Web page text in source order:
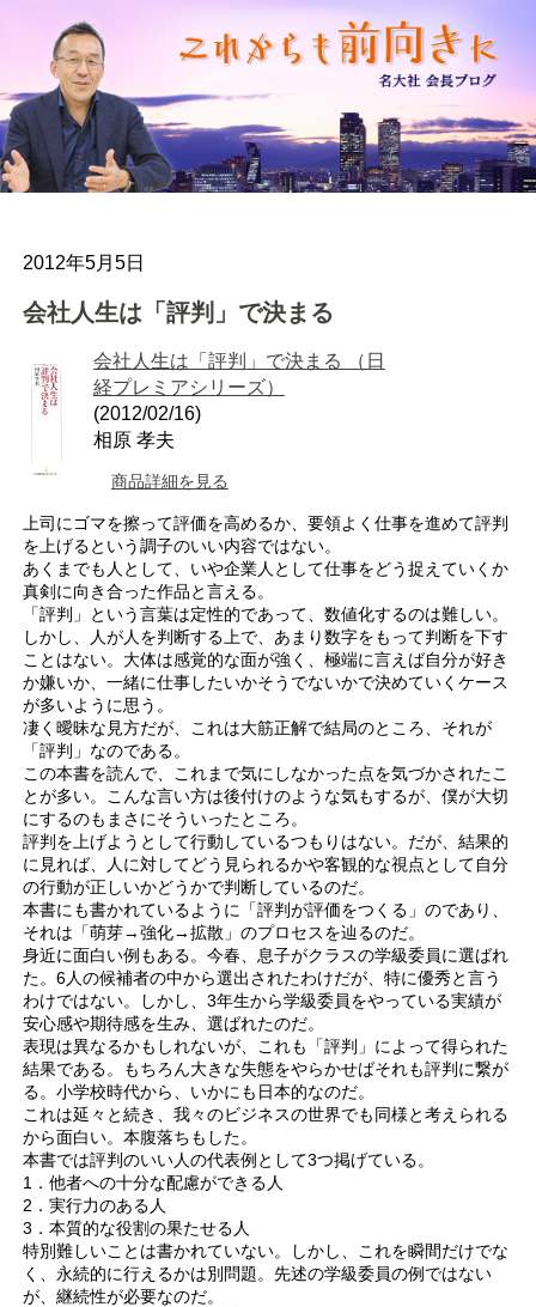
2012年5月5日
会社人生は「評判」で決まる
会社人生は「評判」で決まる （日
経プレミアシリーズ）
(2012/02/16)
相原 孝夫
商品詳細を見る
上司にゴマを擦って評価を高めるか、要領よく仕事を進めて評判
を上げるという調子のいい内容ではない。
あくまでも人として、いや企業人として仕事をどう捉えていくか
真剣に向き合った作品と言える。
「評判」という言葉は定性的であって、数値化するのは難しい。
しかし、人が人を判断する上で、あまり数字をもって判断を下す
ことはない。大体は感覚的な面が強く、極端に言えば自分が好き
か嫌いか、一緒に仕事したいかそうでないかで決めていくケース
が多いように思う。
凄く曖昧な見方だが、これは大筋正解で結局のところ、それが
「評判」なのである。
この本書を読んで、これまで気にしなかった点を気づかされたこ
とが多い。こんな言い方は後付けのような気もするが、僕が大切
にするのもまさにそういったところ。
評判を上げようとして行動しているつもりはない。だが、結果的
に見れば、人に対してどう見られるかや客観的な視点として自分
の行動が正しいかどうかで判断しているのだ。
本書にも書かれているように「評判が評価をつくる」のであり、
それは「萌芽→強化→拡散」のプロセスを辿るのだ。
身近に面白い例もある。今春、息子がクラスの学級委員に選ばれ
た。6人の候補者の中から選出されたわけだが、特に優秀と言う
わけではない。しかし、3年生から学級委員をやっている実績が
安心感や期待感を生み、選ばれたのだ。
表現は異なるかもしれないが、これも「評判」によって得られた
結果である。もちろん大きな失態をやらかせばそれも評判に繋が
る。小学校時代から、いかにも日本的なのだ。
これは延々と続き、我々のビジネスの世界でも同様と考えられる
から面白い。本腹落ちもした。
本書では評判のいい人の代表例として3つ掲げている。
1．他者への十分な配慮ができる人
2．実行力のある人
3．本質的な役割の果たせる人
特別難しいことは書かれていない。しかし、これを瞬間だけでな
く、永続的に行えるかは別問題。先述の学級委員の例ではない
が、継続性が必要なのだ。